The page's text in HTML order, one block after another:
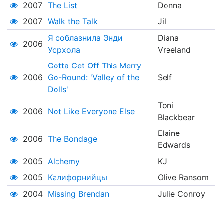
2007 The List
Donna
2007 Walk the Talk Jill
2006
Я соблазнила Энди
Уорхола
Diana
Vreeland
2006
Gotta Get Off This Merry-
Go-Round: 'Valley of the
Dolls'
Self
2006 Not Like Everyone Else
Toni
Blackbear
2006 The Bondage
Elaine
Edwards
2005 Alchemy
KJ
2005 Калифорнийцы
Olive Ransom
2004 Missing Brendan
Julie Conroy